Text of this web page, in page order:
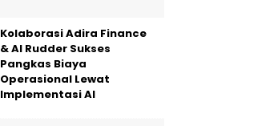
Kolaborasi Adira Finance
& AI Rudder Sukses
Pangkas Biaya
Operasional Lewat
Implementasi AI